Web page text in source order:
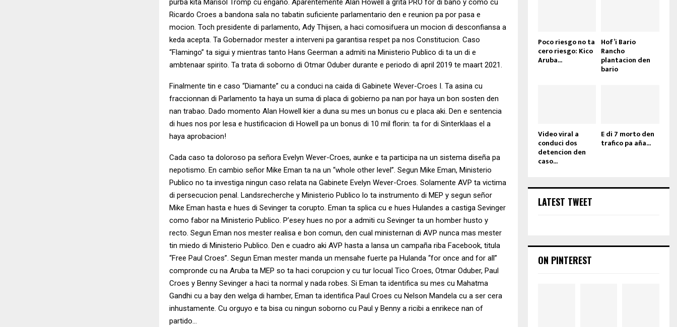
purba kita Marisol Tromp cu engaño. Aparentemente Alan Howell a grita PRO for di baño y como cu
Ricardo Croes a bandona sala no tabatin suficiente parlamentario den e reunion pa por pasa e
mocion. Toch presidente di parlamento, Ady Thijsen, a haci comosifuera un mocion di desconfiansa a
keda acepta. Ta Gobernador mester a interveni pa garantisa respet pa nos Constitucion. Caso
“Flamingo” ta sigui y mientras tanto Hans Geerman a admiti na Ministerio Publico di ta un di e
ambtenaar spirito. Ta trata di soborno di Otmar Oduber durante e periodo di april 2019 te maart 2021.
Finalmente tin e caso “Diamante” cu a conduci na caida di Gabinete Wever-Croes I. Ta asina cu
fraccionnan di Parlamento ta haya un suma di placa di gobierno pa nan por haya un bon sosten den
nan trabao. Dado momento Alan Howell kier a duna su mes un bonus cu e placa aki. Den e sentencia
di hues nos por lesa e hustificacion di Howell pa un bonus di 10 mil florin: ta for di Sinterklaas el a
haya aprobacion!
Cada caso ta doloroso pa señora Evelyn Wever-Croes, aunke e ta participa na un sistema diseña pa
nepotismo. En cambio señor Mike Eman ta na un “whole other level”. Segun Mike Eman, Ministerio
Publico no ta investiga ningun caso relata na Gabinete Evelyn Wever-Croes. Solamente AVP ta victima
di persecucion penal. Landsrecherche y Ministerio Publico lo ta instrumento di MEP y segun señor
Mike Eman hasta e hues di Sevinger ta corupto. Eman ta splica cu e hues Hulandes a castiga Sevinger
como fabor na Ministerio Publico. P’esey hues no por a admiti cu Sevinger ta un homber husto y
recto. Segun Eman nos mester realisa e bon comun, den cual ministernan di AVP nunca mas mester
tin miedo di Ministerio Publico. Den e cuadro aki AVP hasta a lansa un campaña riba Facebook, titula
“Free Paul Croes”. Segun Eman mester manda un mensahe fuerte pa Hulanda “for once and for all”
compronde cu na Aruba ta MEP so ta haci corupcion y cu tur locual Tico Croes, Otmar Oduber, Paul
Croes y Benny Sevinger a haci ta normal y nada robes. Si Eman ta identifica su mes cu Mahatma
Gandhi cu a bay den welga di hamber, Eman ta identifica Paul Croes cu Nelson Mandela cu a ser cera
inhustamente. Cu orguyo e ta bisa cu ningun soborno cu Paul y Benny a ricibi a enrikece nan of
partido…
Poco riesgo no ta
cero riesgo: Kico
Aruba...
Hof’i Bario
Rancho
plantacion den
bario
Video viral a
conduci dos
detencion den
caso...
E di 7 morto den
trafico pa aña...
LATEST TWEET
ON PINTEREST